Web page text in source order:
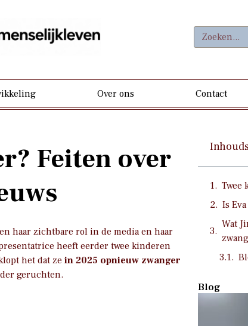
Over ons Contact
Feiten over
haar zichtbare rol in de media en haar
heeft eerder twee kinderen
het dat ze in 2025 opnieuw zwanger
geruchten.
Twee
Is
Wat
Blog